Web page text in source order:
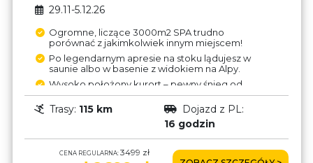
29.11-5.12.26
Ogromne, liczące 3000m2 SPA trudno
porównać z jakimkolwiek innym miejscem!
Po legendarnym apresie na stoku lądujesz w
saunie albo w basenie z widokiem na Alpy.
Wysoko położony kurort – pewny śnieg od
listopada do maja.
Strefa wolnocłowa (1l Finlandia – 7€,
Jägermeister – 9€) - oszczędności wystarczą
połączenia wyciągami.
Trasy: 115 km
Dojazd z PL:
16 godzin
CENA REGULARNA: 3499 zł